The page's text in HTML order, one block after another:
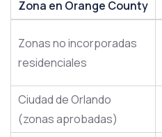
Zona en Orange County
Zonas no incorporadas
residenciales
Ciudad de Orlando
(zonas aprobadas)